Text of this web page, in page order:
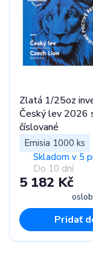
Zlatá 1/25oz
Český lev 2026
číslované
Emisia 1000 ks
Skladom v 5
Do 10 dní
5 182 Kč
Pridať